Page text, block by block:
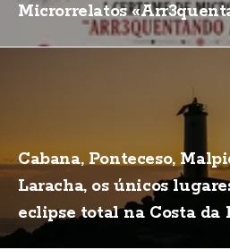
Microrrelatos
Cabana, Ponteceso,
Laracha, os únicos
eclipse total na Costa da